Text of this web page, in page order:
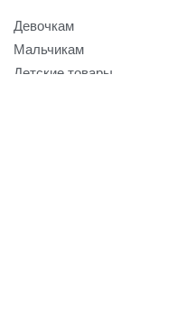
Девочкам
Мальчикам
Детские товары